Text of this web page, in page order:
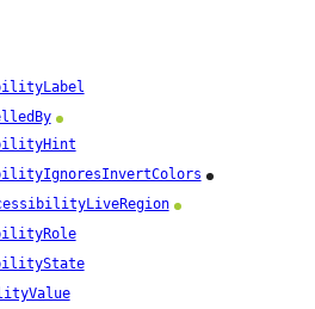
Android
iOS
Android